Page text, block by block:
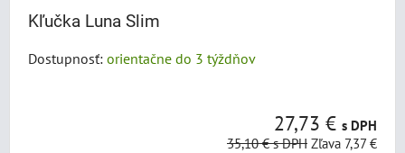
Kľučka Luna Slim
Dostupnosť: orientačne do 3 týždňov
27,73 € s DPH
35,10 €s DPH Zľava 7,37 €